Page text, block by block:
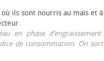
ils sont nourris au maïs et à
phase d’engraissement.
de consommation. On sort